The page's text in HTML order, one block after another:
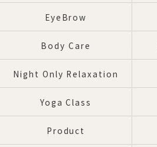
EyeBrow
Body Care
Night Only Relaxation
Yoga Class
Product